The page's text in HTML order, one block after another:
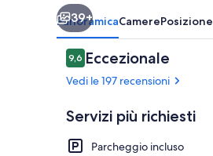
39+
PanoramicaCamerePosizione
Recensioni
9,69,6 su 10
Eccezionale
Vedi le 197 recensioni
Servizi più richiesti
Parcheggio incluso